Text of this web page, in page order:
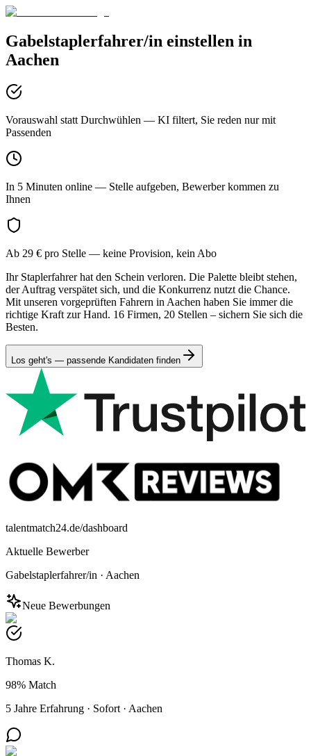
Gabelstaplerfahrer/in einstellen in
Aachen
Vorauswahl statt Durchwühlen — KI filtert, Sie reden nur mit
Passenden
In 5 Minuten online — Stelle aufgeben, Bewerber kommen zu
Ihnen
Ab 29 € pro Stelle — keine Provision, kein Abo
Ihr Staplerfahrer hat den Schein verloren. Die Palette bleibt stehen,
der Auftrag verspätet sich, und die Konkurrenz nutzt die Chance.
Mit unseren vorgeprüften Fahrern in Aachen haben Sie immer die
richtige Kraft zur Hand. 16 Firmen, 20 Stellen – sichern Sie sich die
Besten.
Los geht's — passende Kandidaten finden
talentmatch24.de/dashboard
Aktuelle Bewerber
Gabelstaplerfahrer/in · Aachen
Neue Bewerbungen
Thomas K.
98% Match
5 Jahre Erfahrung · Sofort · Aachen